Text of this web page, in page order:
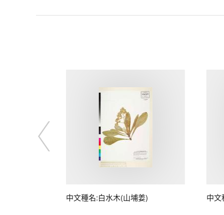
中文種名:白水木(山埔姜) 中文